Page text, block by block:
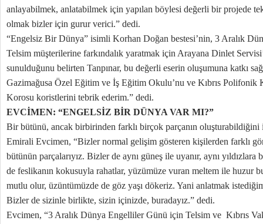
anlayabilmek, anlatabilmek için yapılan böylesi değerli bir projede
olmak bizler için gurur verici.” dedi.
“Engelsiz Bir Dünya” isimli Korhan Doğan bestesi’nin, 3 Aralık
Telsim müşterilerine farkındalık yaratmak için Arayana Dinlet
sunulduğunu belirten Tanpınar, bu değerli eserin oluşumuna katkı
Gazimağusa Özel Eğitim ve İş Eğitim Okulu’nu ve Kıbrıs Polifonik
Korosu koristlerini tebrik ederim.” dedi.
EVCİMEN: “ENGELSİZ BİR DÜNYA VAR MI?”
Bir bütünü, ancak birbirinden farklı birçok parçanın oluşturabildiğini
Emirali Evcimen, “Bizler normal gelişim gösteren kişilerden farklı
bütünün parçalarıyız. Bizler de aynı güneş ile uyanır, aynı
de feslikanın kokusuyla rahatlar, yüzümüze vuran meltem ile huzur
mutlu olur, üzüntümüzde de göz yaşı dökeriz. Yani anlatmak
Bizler de sizinle birlikte, sizin içinizde, buradayız.” dedi.
Evcimen, “3 Aralık Dünya Engelliler Günü için Telsim ve Kıbrıs